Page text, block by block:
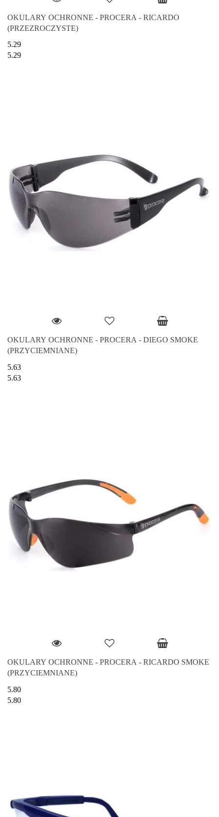
OKULARY OCHRONNE - PROCERA - RICARDO
(PRZEZROCZYSTE)
5.29
5.29
OKULARY OCHRONNE - PROCERA - DIEGO SMOKE
(PRZYCIEMNIANE)
5.63
5.63
OKULARY OCHRONNE - PROCERA - RICARDO SMOKE
(PRZYCIEMNIANE)
5.80
5.80